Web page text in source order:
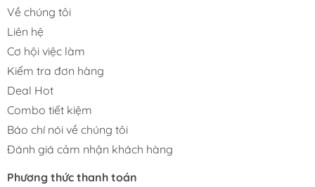
Về chúng tôi
Liên hệ
Cơ hội việc làm
Kiểm tra đơn hàng
Deal Hot
Combo tiết kiệm
Báo chí nói về chúng tôi
Đánh giá cảm nhận khách hàng
Phương thức thanh toán